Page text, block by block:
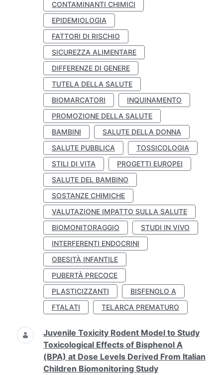
CONTAMINANTI CHIMICI
EPIDEMIOLOGIA
FATTORI DI RISCHIO
SICUREZZA ALIMENTARE
DIFFERENZE DI GENERE
TUTELA DELLA SALUTE
BIOMARCATORI
INQUINAMENTO
PROMOZIONE DELLA SALUTE
BAMBINI
SALUTE DELLA DONNA
SALUTE PUBBLICA
TOSSICOLOGIA
STILI DI VITA
PROGETTI EUROPEI
SALUTE DEL BAMBINO
SOSTANZE CHIMICHE
VALUTAZIONE IMPATTO SULLA SALUTE
BIOMONITORAGGIO
STUDI IN VIVO
INTERFERENTI ENDOCRINI
OBESITÀ INFANTILE
PUBERTÀ PRECOCE
PLASTICIZZANTI
BISFENOLO A
FTALATI
TELARCA PREMATURO
Juvenile Toxicity Rodent Model to Study
Toxicological Effects of Bisphenol A
(BPA) at Dose Levels Derived From Italian
Children Biomonitoring Study